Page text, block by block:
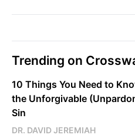
Trending on
10 Things You Need to
the Unforgivable
Sin
DR. DAVID JEREMIAH